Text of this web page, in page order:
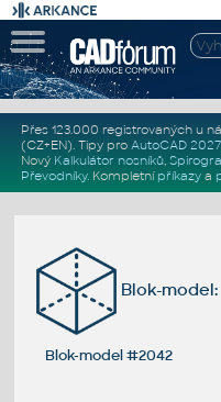
Přes 123.000 registrovaných u
(CZ+EN). Tipy pro AutoCAD 2027
Nový Kalkulátor nosníků,
Převodníky. Kompletní příkazya
Blok-
Blok-model #2042